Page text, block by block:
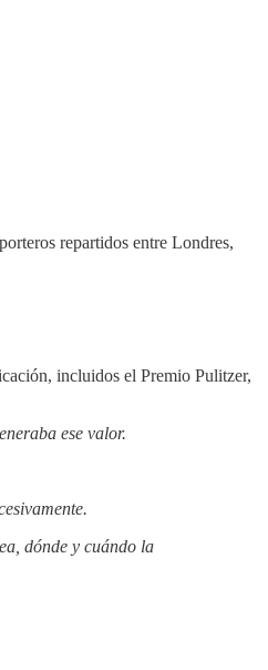
repartidos entre Londres,
incluidos el Premio Pulitzer,
ese valor.
dónde y cuándo la